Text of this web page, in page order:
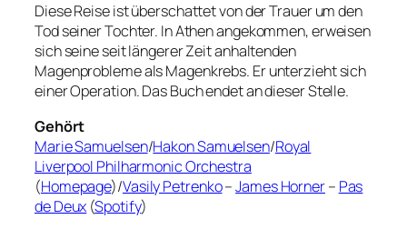
Diese Reise ist überschattet von der Trauer um den
Tod seiner Tochter. In Athen angekommen, erweisen
sich seine seit längerer Zeit anhaltenden
Magenprobleme als Magenkrebs. Er unterzieht sich
einer Operation. Das Buch endet an dieser Stelle.
Gehört
Marie Samuelsen/Hakon Samuelsen/Royal
Liverpool Philharmonic Orchestra
(Homepage)/Vasily Petrenko–James Horner– Pas
de Deux (Spotify)